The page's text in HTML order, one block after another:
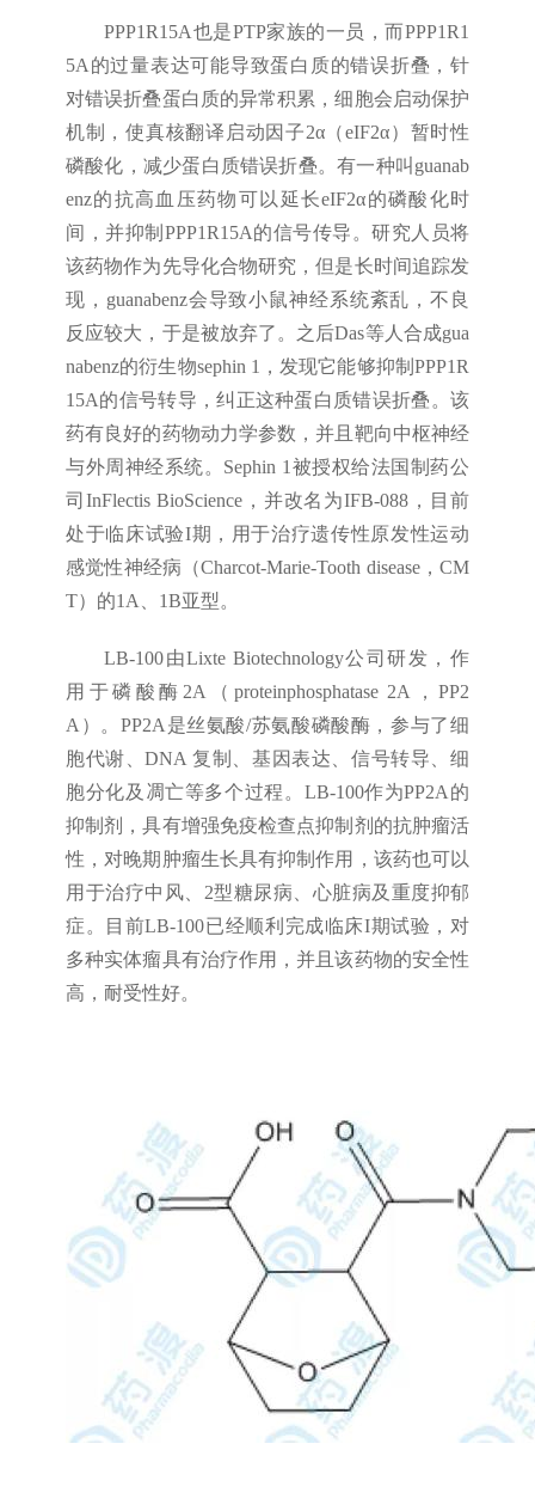
PPP1R15A也是PTP家族的一员，而PPP1R1
5A的过量表达可能导致蛋白质的错误折叠，针
对错误折叠蛋白质的异常积累，细胞会启动保护
机制，使真核翻译启动因子2α（eIF2α）暂时性
磷酸化，减少蛋白质错误折叠。有一种叫guanab
enz的抗高血压药物可以延长eIF2α的磷酸化时
间，并抑制PPP1R15A的信号传导。研究人员将
该药物作为先导化合物研究，但是长时间追踪发
现，guanabenz会导致小鼠神经系统紊乱，不良
反应较大，于是被放弃了。之后Das等人合成gua
nabenz的衍生物sephin 1，发现它能够抑制PPP1R
15A的信号转导，纠正这种蛋白质错误折叠。该
药有良好的药物动力学参数，并且靶向中枢神经
与外周神经系统。Sephin 1被授权给法国制药公
司InFlectis BioScience，并改名为IFB-088，目前
处于临床试验I期，用于治疗遗传性原发性运动
感觉性神经病（Charcot-Marie-Tooth disease，CM
T）的1A、1B亚型。
LB-100由Lixte Biotechnology公司研发，作
用于磷酸酶2A（proteinphosphatase 2A，PP2
A）。PP2A是丝氨酸/苏氨酸磷酸酶，参与了细
胞代谢、DNA 复制、基因表达、信号转导、细
胞分化及凋亡等多个过程。LB-100作为PP2A的
抑制剂，具有增强免疫检查点抑制剂的抗肿瘤活
性，对晚期肿瘤生长具有抑制作用，该药也可以
用于治疗中风、2型糖尿病、心脏病及重度抑郁
症。目前LB-100已经顺利完成临床I期试验，对
多种实体瘤具有治疗作用，并且该药物的安全性
高，耐受性好。